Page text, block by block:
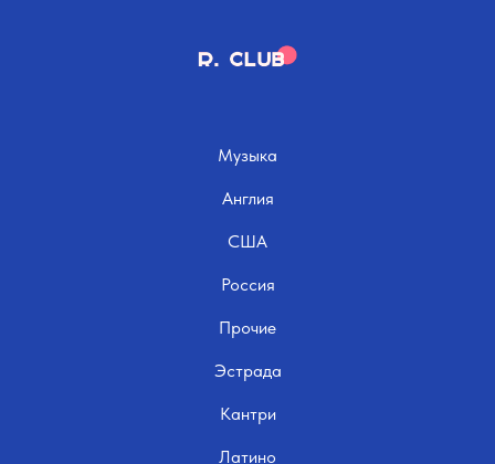
Музыка
Англия
США
Россия
Прочие
Эстрада
Кантри
Латино